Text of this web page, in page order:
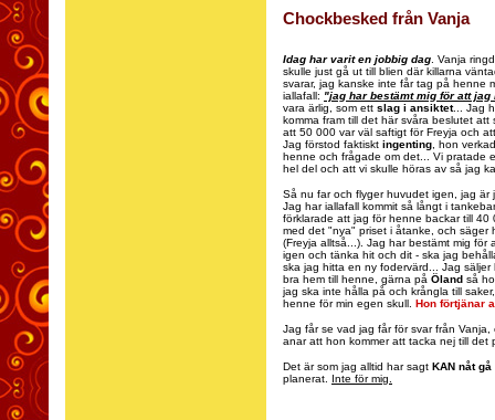
Chockbesked från Vanja
Idag har varit en jobbig dag . Vanja
skulle just gå ut till blien där killarna
svarar, jag kanske inte får tag på henne
iallafall: "jag har bestämt mig för att
vara ärlig, som ett slag i ansiktet... Jag
komma fram till det här svåra beslutet
att 50 000 var väl saftigt för Freyja och
Jag förstod faktiskt ingenting , hon
henne och frågade om det... Vi pratade
hel del och att vi skulle höras av så jag
Så nu far och flyger huvudet igen, jag är
Jag har iallafall kommit så långt i
förklarade att jag för henne backar till
med det "nya" priset i åtanke, och
(Freyja alltså...). Jag har bestämt mig för
igen och tänka hit och dit - ska jag
ska jag hitta en ny fodervärd... Jag
bra hem till henne, gärna på Öland så
jag ska inte hålla på och krångla till
henne för min egen skull. Hon förtjänar
Jag får se vad jag får för svar från
anar att hon kommer att tacka nej till det
Det är som jag alltid har sagt KAN nåt
planerat. Inte för mig.